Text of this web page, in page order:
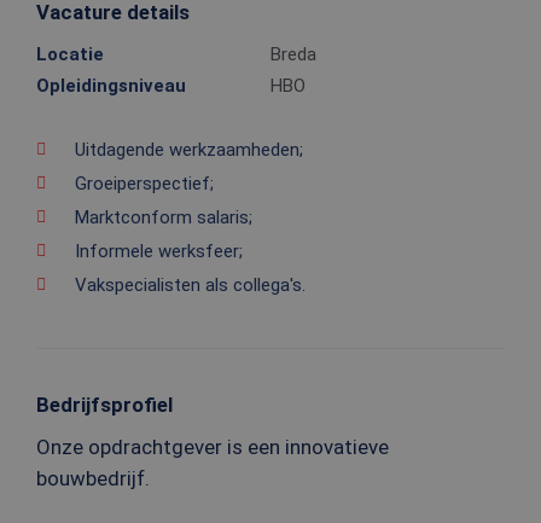
Vacature details
Locatie
Breda
Opleidingsniveau
HBO
Uitdagende werkzaamheden;
Groeiperspectief;
Marktconform salaris;
Informele werksfeer;
Vakspecialisten als collega's.
Bedrijfsprofiel
Onze opdrachtgever is een innovatieve
bouwbedrijf.